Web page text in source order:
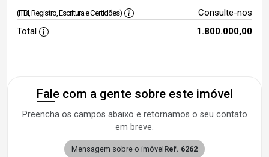
(ITBI, Registro, Escritura e Certidões)
Consulte-nos
Total
1.800.000,00
Fale com a gente sobre este imóvel
Preencha os campos abaixo e retornamos o seu contato
em breve.
Mensagem sobre o imóvel Ref. 6262